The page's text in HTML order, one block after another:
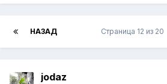
НАЗАД Страница 12 из 20
jodaz